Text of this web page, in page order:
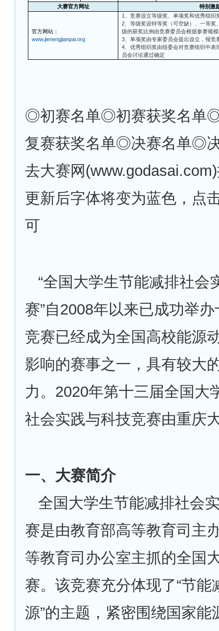
大赛官方网址 特别激
官方网站：
www.jienengjianpai.org
1
、竞赛设立等级奖、单项奖和优秀组织
2、等级奖设特等奖（可空缺）、一等奖
级的获奖比例由竞赛委员会根据参赛规
3、单项奖由专家委员会提出设立，报竞
4、优秀组织奖由组委会对竞赛组织中表
员会讨论通过确定
◎初赛名单◎初赛获奖名单
复赛获奖名单◎决赛名单◎
去大赛网
更新后字体将变为蓝色，点
可
“全国大学生节能减排社会
赛”自2008年以来已成功举
竞赛已经成为全国高校能源
影响的赛事之一，具有较大
力。2020年第十三届全国大
社会实践与科技竞赛由重庆
一、大赛简介
全国大学生节能减排社会
赛是由教育部高等教育司主
等教育司办公室主抓的全国
赛。该竞赛充分体现了“节能
源”的主题，紧密围绕国家能